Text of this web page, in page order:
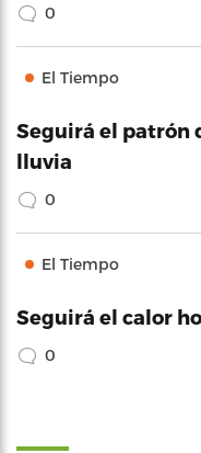
0
El Tiempo
Seguirá el patrón
lluvia
0
El Tiempo
Seguirá el calor
0